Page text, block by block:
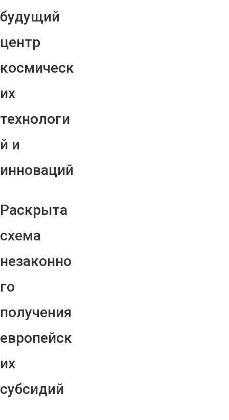
будущий
центр
космическ
их
технологи
й и
инноваций
Раскрыта
схема
незаконно
го
получения
европейск
их
субсидий